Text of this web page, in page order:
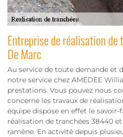
Entreprise de réalisation de
De Marc
Au service de toute demande et
notre service chez AMEDEE
prestations. Vous pouvez nous
concerne les travaux de
équipe dispose en effet le
réalisation de tranchées 38440
ramène. En activité depuis